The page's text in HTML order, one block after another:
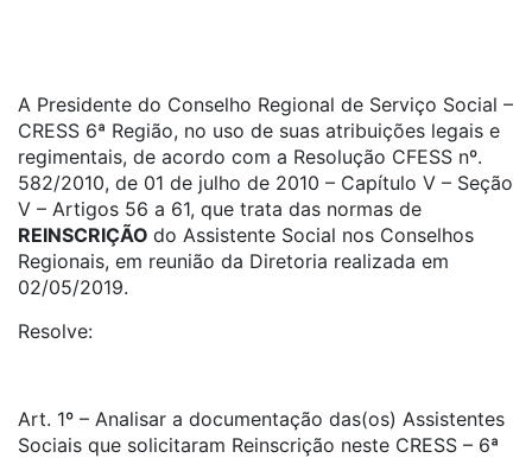
A Presidente do Conselho Regional de Serviço Social –
CRESS 6ª Região, no uso de suas atribuições legais e
regimentais, de acordo com a Resolução CFESS nº.
582/2010, de 01 de julho de 2010 – Capítulo V – Seção
V – Artigos 56 a 61, que trata das normas de
REINSCRIÇÃO do Assistente Social nos Conselhos
Regionais, em reunião da Diretoria realizada em
02/05/2019.
Resolve:
Art. 1º – Analisar a documentação das(os) Assistentes
Sociais que solicitaram Reinscrição neste CRESS – 6ª